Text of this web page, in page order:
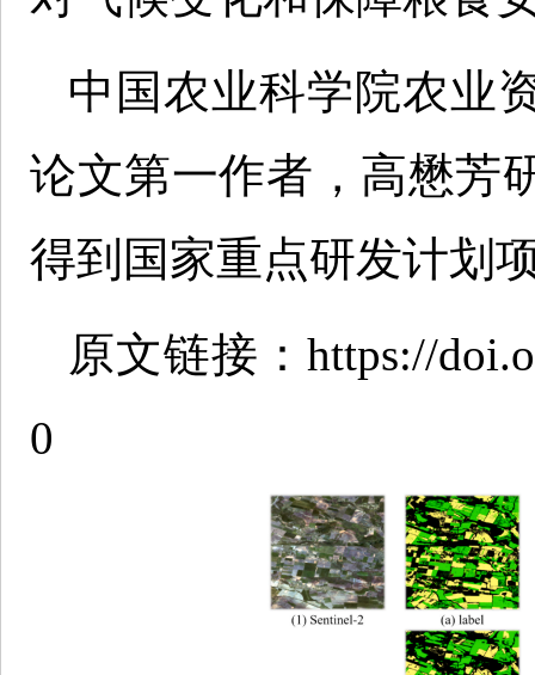
中国农业科学院农业
论文第一作者，高懋芳
得到国家重点研发计划
原文链接：https://
0